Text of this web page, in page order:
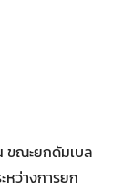
ขณะยกดัมเบล
หว่างการยก